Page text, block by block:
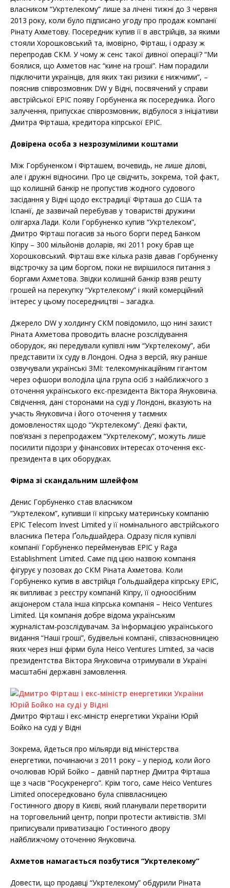
власником “Укртелекому” лише за лічені тижні до 3 червня
2013 року, коли було підписано угоду про продаж компанії
Рінату Ахметову. Посередник купив її в австрійців, за якими
стояли Хорошковський та, імовірно, Фірташ, і одразу ж
перепродав СКМ. У чому ж сенс такої дивної операції? “Ми
боялися, що Ахметов нас “кине на гроші”. Нам порадили
підключити українців, для яких такі ризики є нижчими”, –
пояснив співрозмовник DW у Відні, посвячений у справи
австрійської EPIC появу Горбуненка як посередника. Його
залучення, припускає співрозмовник, відбулося з ініціативи
Дмитра Фірташа, кредитора кіпрської EPIC.
Довірена особа з незрозумілими коштами
Між Горбуненком і Фірташем, вочевидь, не лише ділові,
але і дружні відносини. Про це свідчить, зокрема, той факт,
що колишній банкір не пропустив жодного судового
засідання у Відні щодо екстрадиції Фірташа до США та
Іспанії, де зазвичай перебував у товаристві дружини
олігарха Лади. Коли Горбуненко купив “Укртелеком”,
Дмитро Фірташ погасив за нього борги перед Банком
Кіпру – 300 мільйонів доларів, які 2011 року брав ще
Хорошковський. Фірташ вже кілька разів давав Горбуненку
відстрочку за цим боргом, поки не вирішилося питання з
боргами Ахметова. Звідки колишній банкір взяв решту
грошей на перекупку “Укртелекому” і який комерційний
інтерес у цьому посередництві – загадка.
Джерело DW у холдингу СКМ повідомило, що нині захист
Ріната Ахметова проводить власне розслідування
оборудок, які передували купівлі ним “Укртелекому”, аби
представити їх суду в Лондоні. Одна з версій, яку раніше
озвучували українські ЗМІ: телекомунікаційним гігантом
через офшори володіла ціла група осіб з найближчого з
оточення українського екс-президента Віктора Януковича.
Свідчення, дані сторонами на суді у Лондоні, вказують на
участь Януковича і його оточення у таємних
домовленостях щодо “Укртелекому”. Деякі факти,
пов’язані з перепродажем “Укртелекому”, можуть лише
посилити підозри у фінансових інтересах оточення екс-
президента в цих оборудках.
Фірма зі скандальним шлейфом
Денис Горбуненко став власником
“Укртелеком”, купивши її кіпрську материнську компанію
EPIC Telecom Invest Limited у її номінального австрійського
власника Петера Ґольдшайдера. Одразу після купівлі
компанії Горбуненко перейменував EPIC у Raga
Establishment Limited. Саме під цією назвою компанія
фігурує у позовах до СКМ Ріната Ахметова. Коли
Горбуненко купив в австрійця Ґольдшайдера кіпрську EPIC,
як випливає з реєстру компаній Кіпру, її одноосібним
акціонером стала інша кіпрська компанія – Heico Ventures
Limited. Ця компанія добре відома українським
журналістам-розслідувачам. За інформацією українського
видання “Наші гроші”, будівельні компанії, співзасновницею
яких через інші фірми була Heico Ventures Limited, за часів
президентства Віктора Януковича отримували в Україні
масштабні державні замовлення.
Дмитро Фірташ і екс-міністр енергетики України Юрій
Бойко на суді у Відні
Зокрема, йдеться про мільярди від міністерства
енергетики, починаючи з 2011 року – у період, коли його
очолював Юрій Бойко – давній партнер Дмитра Фірташа
ще з часів “Росукренерго”. Крім того, саме Heico Ventures
Limited опосередковано була співвласницею
Гостинного двору в Києві, який планували перетворити
на торговельний центр, попри протести активістів. ЗМІ
приписували приватизацію Гостинного двору
найближчому оточенню Януковича.
Ахметов намагається позбутися “Укртелекому”
Довести, що продавці “Укртелекому” обдурили Ріната